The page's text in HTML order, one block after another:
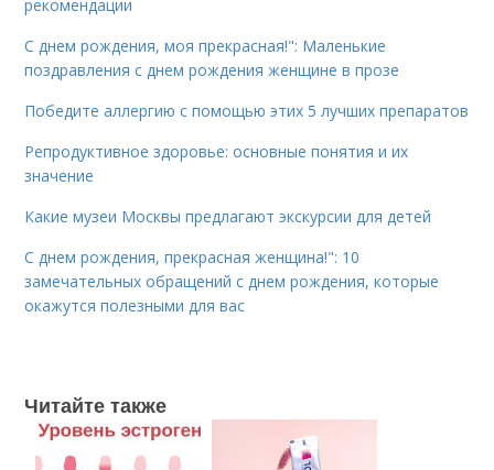
рекомендации
С днем рождения, моя прекрасная!": Маленькие
поздравления с днем рождения женщине в прозе
Победите аллергию с помощью этих 5 лучших препаратов
Репродуктивное здоровье: основные понятия и их
значение
Какие музеи Москвы предлагают экскурсии для детей
С днем рождения, прекрасная женщина!": 10
замечательных обращений с днем рождения, которые
окажутся полезными для вас
Читайте также